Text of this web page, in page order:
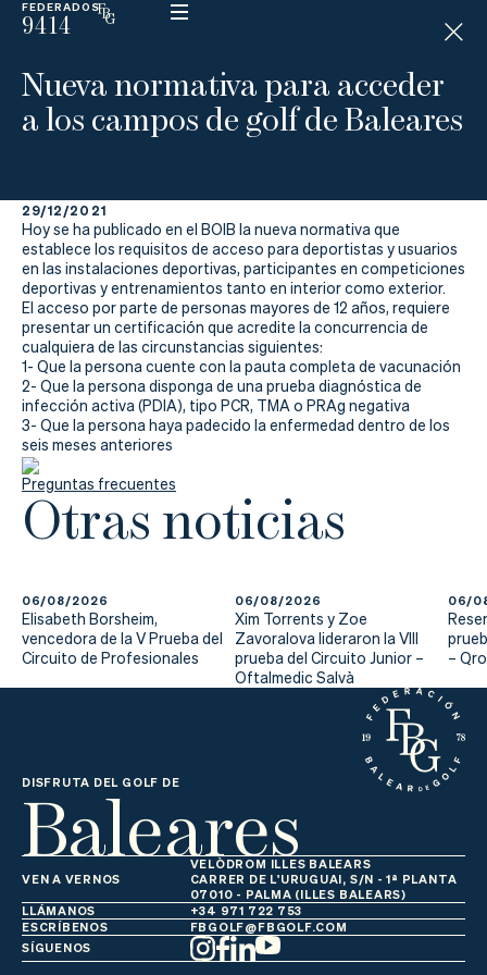
FEDERADOS
9414
ESP
N
D
C
La
Federación
Federarse
Jugar
Aprender
Actualidad
Tienda
Nueva normativa para acceder
a los campos de golf de Baleares
29/12/2021
Hoy se ha publicado en el BOIB la nueva normativa que
establece los requisitos de acceso para deportistas y usuarios
en las instalaciones deportivas, participantes en competiciones
deportivas y entrenamientos tanto en interior como exterior.
El acceso por parte de personas mayores de 12 años, requiere
presentar un certificación que acredite la concurrencia de
cualquiera de las circunstancias siguientes:
1- Que la persona cuente con la pauta completa de vacunación
2- Que la persona disponga de una prueba diagnóstica de
infección activa (PDIA), tipo PCR, TMA o PRAg negativa
3- Que la persona haya padecido la enfermedad dentro de los
seis meses anteriores
Preguntas frecuentes
Otras noticias
06/08/2026
Elisabeth Borsheim,
vencedora de la V Prueba del
Circuito de Profesionales
06/08/2026
Xim Torrents y Zoe
Zavoralova lideraron la VIII
prueba del Circuito Junior –
Oftalmedic Salvà
06/
–
DISFRUTA DEL GOLF DE
Baleares
VEN A VERNOS
VELÒDROM ILLES BALEARS
CARRER DE L'URUGUAI, S/N - 1ª PLANTA
07010 - PALMA (ILLES BALEARS)
LLÁMANOS
+34 971 722 753
ESCRÍBENOS
FBGOLF@FBGOLF.COM
SÍGUENOS